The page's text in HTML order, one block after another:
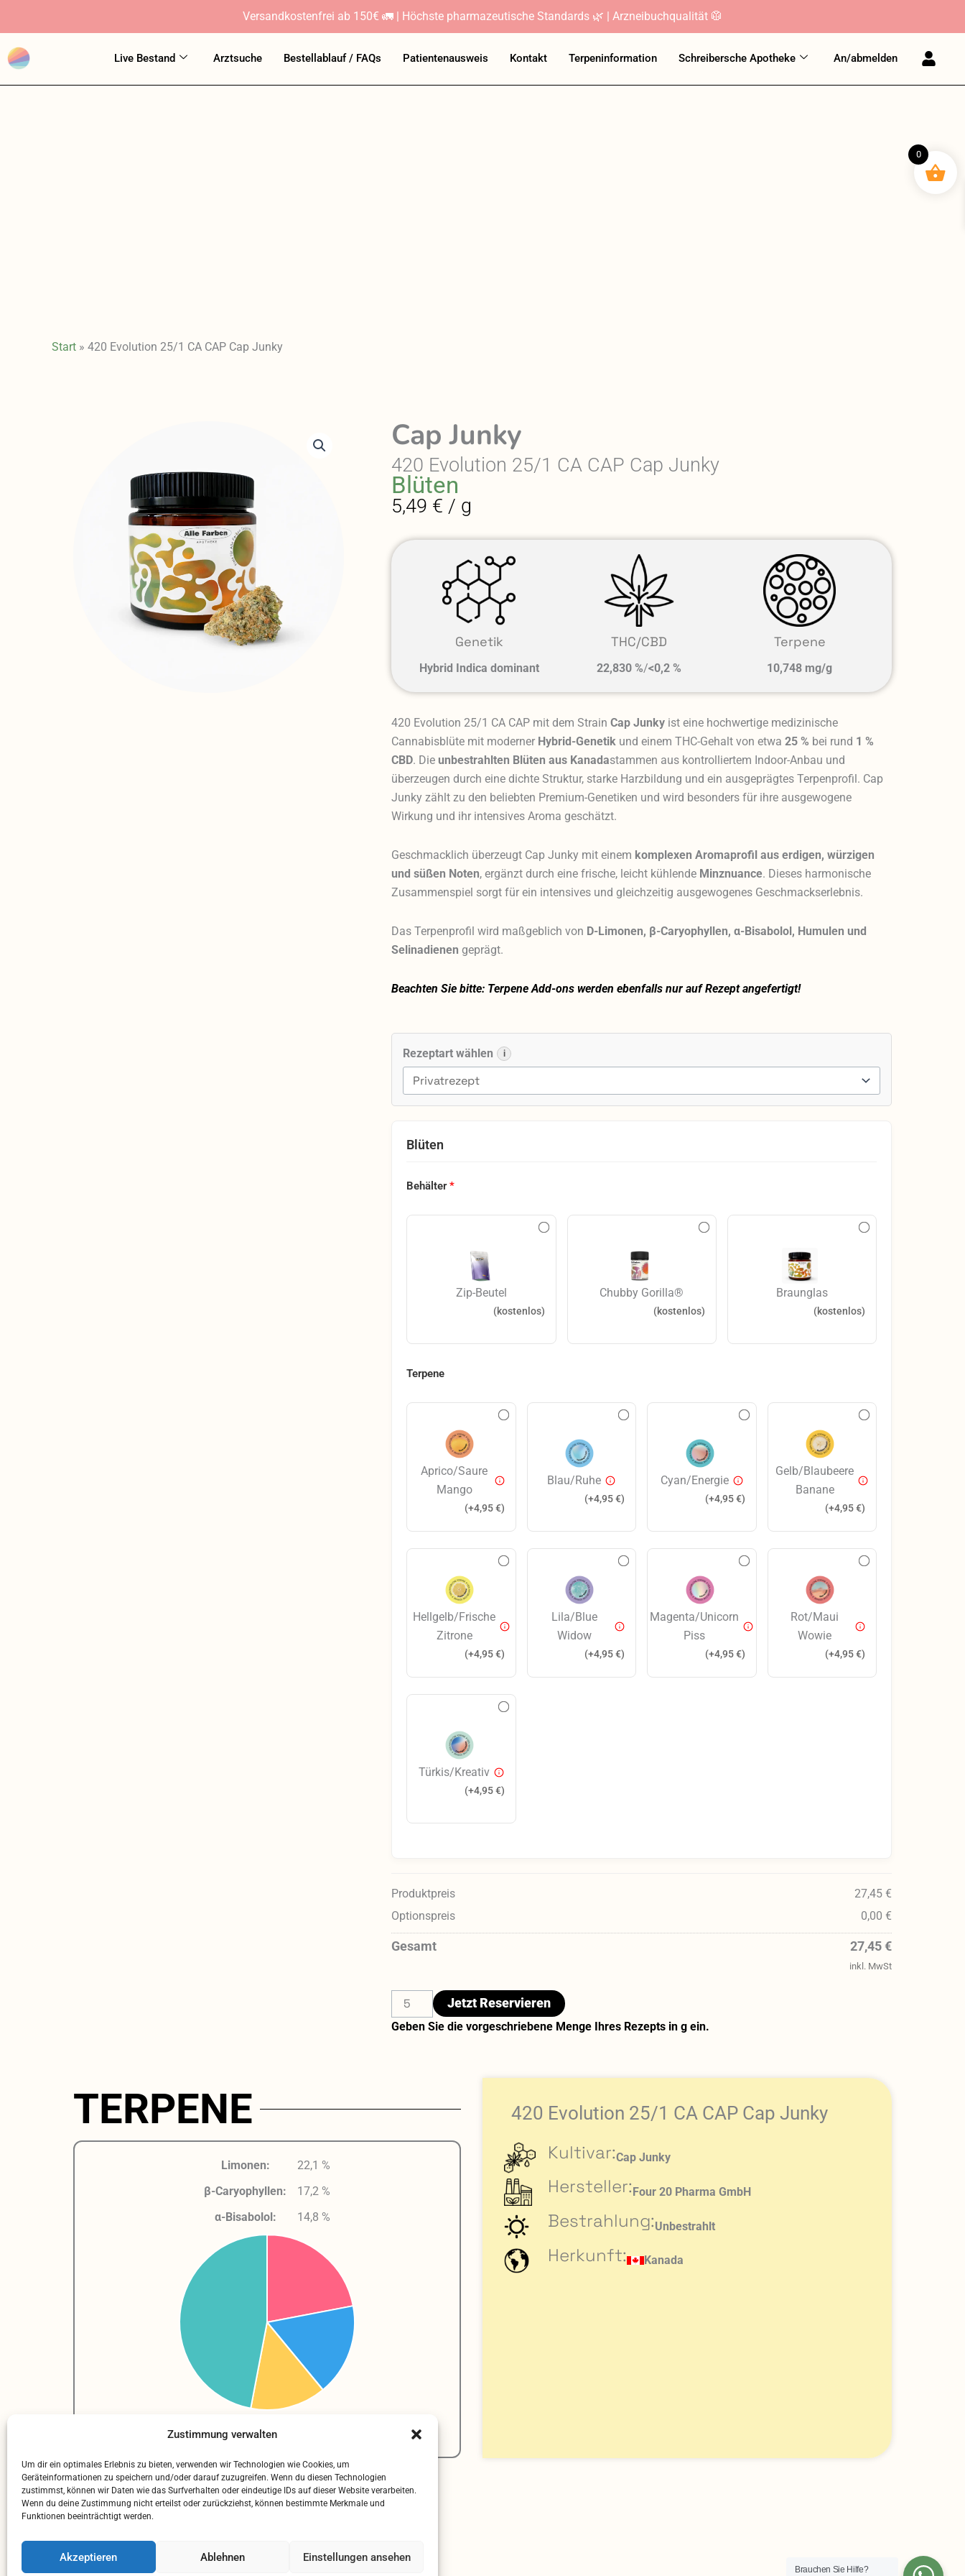
Versandkostenfrei ab 150€ 🚛 | Höchste pharmazeutische Standards 🌿 | Arzneibuchqualität 🥼
Zustimmung verwalten
Um dir ein optimales Erlebnis zu bieten, verwenden wir Technologien wie Cookies, um
Geräteinformationen zu speichern und/oder darauf zuzugreifen. Wenn du diesen Technologien
zustimmst, können wir Daten wie das Surfverhalten oder eindeutige IDs auf dieser Website verarbeiten.
Wenn du deine Zustimmung nicht erteilst oder zurückziehst, können bestimmte Merkmale und
Funktionen beeinträchtigt werden.
Akzeptieren Ablehnen Einstellungen ansehen
springen
Live Bestand Arztsuche Bestellablauf / FAQs Patientenausweis Kontakt Terpeninformation Schreibersche Apotheke An/abmelden
Start » 420 Evolution 25/1 CA CAP Cap Junky
Cap Junky
420 Evolution 25/1 CA CAP Cap Junky
Blüten
5,49 € / g
Genetik
Hybrid Indica dominant
THC/CBD
22,830 %/<0,2 %
Terpene
10,748 mg/g
420 Evolution 25/1 CA CAP mit dem StrainCap Junky ist eine hochwertige medizinische
Cannabisblüte mit moderner Hybrid-Genetik und einem THC-Gehalt von etwa25 % bei rund 1 %
CBD. Dieunbestrahlten Blüten aus Kanadastammen aus kontrolliertem Indoor-Anbau und
überzeugen durch eine dichte Struktur, starke Harzbildung und ein ausgeprägtes Terpenprofil. Cap
Junky zählt zu den beliebten Premium-Genetiken und wird besonders für ihre ausgewogene
Wirkung und ihr intensives Aroma geschätzt.
Geschmacklich überzeugt Cap Junky mit einem komplexen Aromaprofil aus erdigen, würzigen
und süßen Noten, ergänzt durch eine frische, leicht kühlende Minznuance. Dieses harmonische
Zusammenspiel sorgt für ein intensives und gleichzeitig ausgewogenes Geschmackserlebnis.
Das Terpenprofil wird maßgeblich von D-Limonen, β-Caryophyllen, α-Bisabolol, Humulen und
Selinadienen geprägt.
Beachten Sie bitte: Terpene Add-ons werden ebenfalls nur auf Rezept angefertigt!
Rezeptart wählen i
Blüten
Behälter*
Zip-Beutel
(kostenlos)
Chubby Gorilla®
(kostenlos)
Braunglas
(kostenlos)
Terpene
Aprico/Saure
Mango
(+4,95€)
Blau/Ruhe
(+4,95€)
Cyan/Energie
(+4,95€)
Gelb/Blaubeere
Banane
(+4,95€)
Hellgelb/Frische
Zitrone
(+4,95€)
Lila/Blue
Widow
(+4,95€)
Magenta/Unicorn
Piss
(+4,95€)
Rot/Maui
Wowie
(+4,95€)
Türkis/Kreativ
(+4,95€)
Produktpreis
27,45 €
Optionspreis
0,00 €
Gesamt 27,45 €
inkl. MwSt
Evolution
25/1
CAP
Junky
Jetzt Reservieren
Geben Sie die vorgeschriebene Menge Ihres Rezepts in g ein.
TERPENE
Limonen:
22,1 %
β-Caryophyllen:
17,2 %
α-Bisabolol:
14,8 %
420 Evolution 25/1 CA CAP Cap Junky
Kultivar:Cap Junky
Hersteller: Four 20 Pharma GmbH
Bestrahlung:Unbestrahlt
Herkunft: Kanada
Brauchen Sie Hilfe?
0